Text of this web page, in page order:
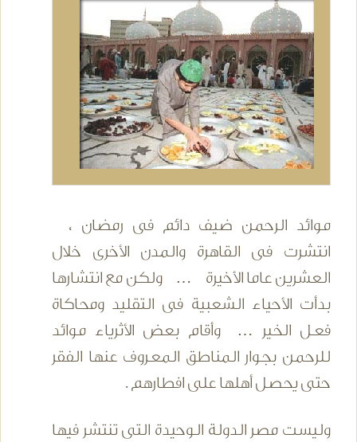
موائد الرحمن ضيف دائم فى رمضان ،
انتشرت فى القاهرة والمدن الأخرى خلال
العشرين عاما الأخيرة … ولكن مع انتشارها
بدأت الأحياء الشعبية فى التقليد ومحاكاة
فعـل الخير … وأقام بعض الأثرياء موائد
للرحمن بجوار المناطق المعـروف عنها الفقر
حتى يحصل أهلها على افطارهم .
وليست مصر الدولة الوحيدة التى تنتشر فيها